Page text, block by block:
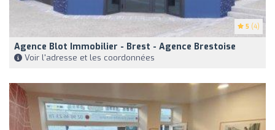
5 (4)
Agence Blot Immobilier - Brest - Agence Brestoise
Voir l'adresse et les coordonnées